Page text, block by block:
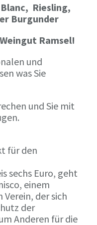
Riesling,
Burgunder
Ramsel!
und
was Sie
und Sie mit
für den
sechs Euro, geht
einem
der sich
der
Anderen für die